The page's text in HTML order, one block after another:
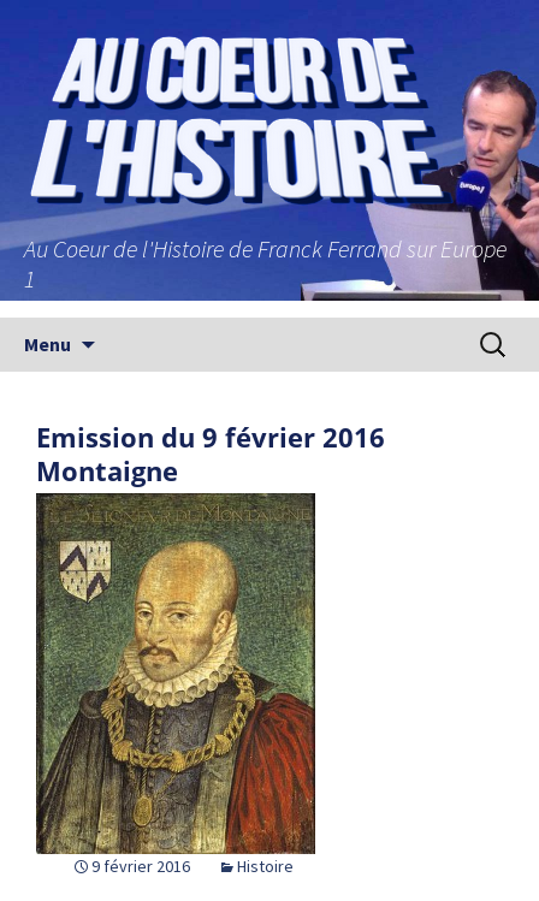
Au Coeur de l'Histoire de Franck Ferrand sur Europe
1
Menu
Emission du 9 février 2016
Montaigne
9 février 2016 Histoire